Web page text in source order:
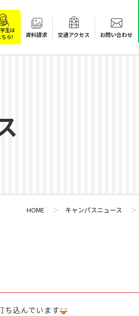
生は
ちら!
資料請求 交通アクセス お問い合わせ
HOME ＞ キャンパスニュース ＞
ち込んでいます